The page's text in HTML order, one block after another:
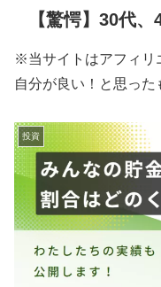
【驚愕】30代
※当サイトはアフィリ
自分が良い！と思った
投資